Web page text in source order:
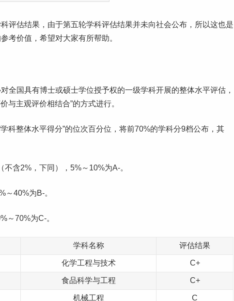
评估结果，由于第五轮学科评估结果并未向社会公布，所以这也是
考价值，希望对大家有所帮助。
全国具有博士或硕士学位授予权的一级学科开展的整体水平评估，
与主观评价相结合”的方式进行。
科整体水平得分”的位次百分位，将前70%的学科分9档公布，其
含2%，下同），5%～10%为A-。
～40%为B-。
～70%为C-。
学科名称 评估结果
化学工程与技术 C+
食品科学与工程 C+
机械工程 C